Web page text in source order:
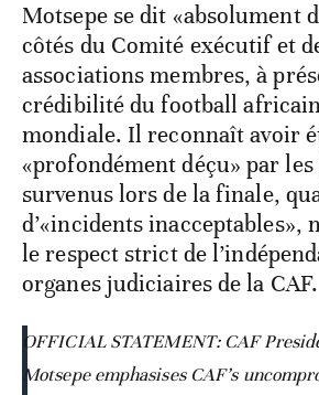
Motsepe se dit «absolument
côtés du Comité exécutif et
associations membres, à
crédibilité du football
mondiale. Il reconnaît avoir
«profondément déçu» par les
survenus lors de la finale,
d’«incidents inacceptables»,
le respect strict de
organes judiciaires de la CAF.
OFFICIAL STATEMENT: CAF
Motsepe emphasises CAF’s